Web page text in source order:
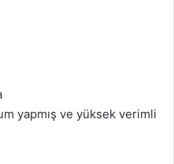
yapmış ve yüksek verimli